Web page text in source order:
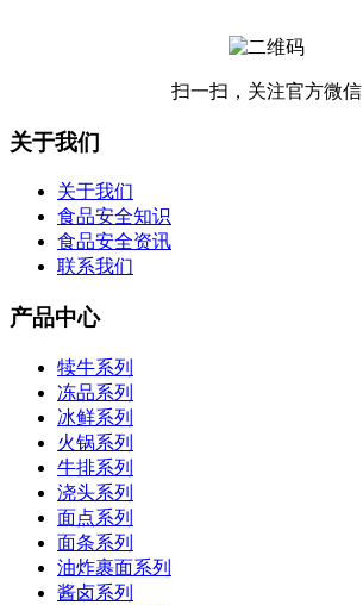
扫一扫，关注官方微信
关于我们
关于我们
食品安全知识
食品安全资讯
联系我们
产品中心
犊牛系列
冻品系列
冰鲜系列
火锅系列
牛排系列
浇头系列
面点系列
面条系列
油炸裹面系列
酱卤系列